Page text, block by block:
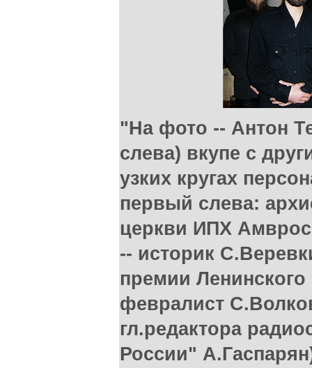
"На фото -- Антон
слева) вкупе с
узких кругах
первый слева:
церкви ИПХ
-- историк
премии
февралист
гл.редактора
России"